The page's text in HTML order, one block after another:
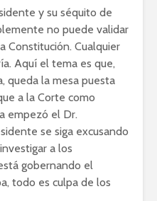
y su séquito de
no puede validar
Constitución. Cualquier
Aquí el tema es que,
queda la mesa puesta
a la Corte como
empezó el Dr.
se siga excusando
a los
gobernando el
todo es culpa de los